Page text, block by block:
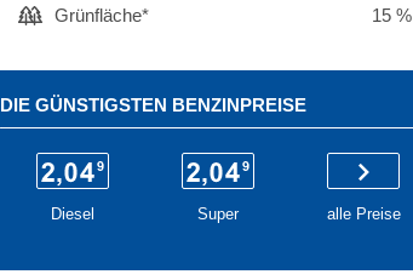
Grünfläche*
15 %
DIE GÜNSTIGSTEN BENZINPREISE
Diesel Super alle Preise